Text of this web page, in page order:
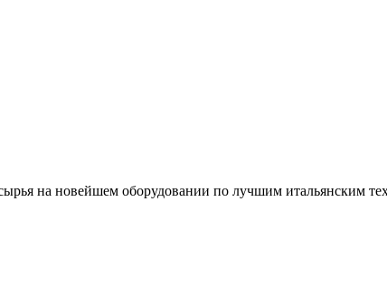
на новейшем оборудовании по лучшим итальянским